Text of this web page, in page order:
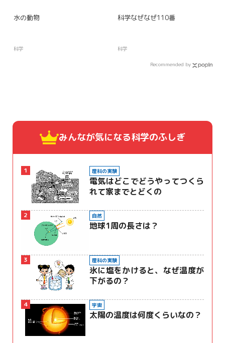
水の動物
科学
科学なぜなぜ110番
科学
Recommended by
みんなが気になる科学のふしぎ
1 理科の実験
電気はどこでどうやってつくら
れて家までとどくの
2 自然
地球1周の長さは？
3 理科の実験
氷に塩をかけると、なぜ温度が
下がるの？
4 宇宙
太陽の温度は何度くらいなの？